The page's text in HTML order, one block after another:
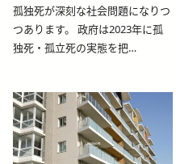
孤独死が深刻な社会問題になりつ
つあります。 政府は2023年に孤
独死・孤立死の実態を把…